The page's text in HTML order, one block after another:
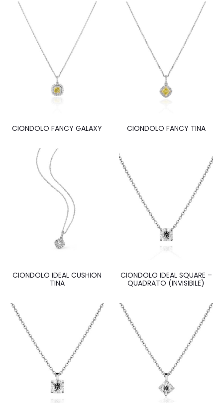
CIONDOLO FANCY GALAXY CIONDOLO FANCY TINA
CIONDOLO IDEAL CUSHION
TINA
CIONDOLO IDEAL SQUARE –
QUADRATO (INVISIBILE)